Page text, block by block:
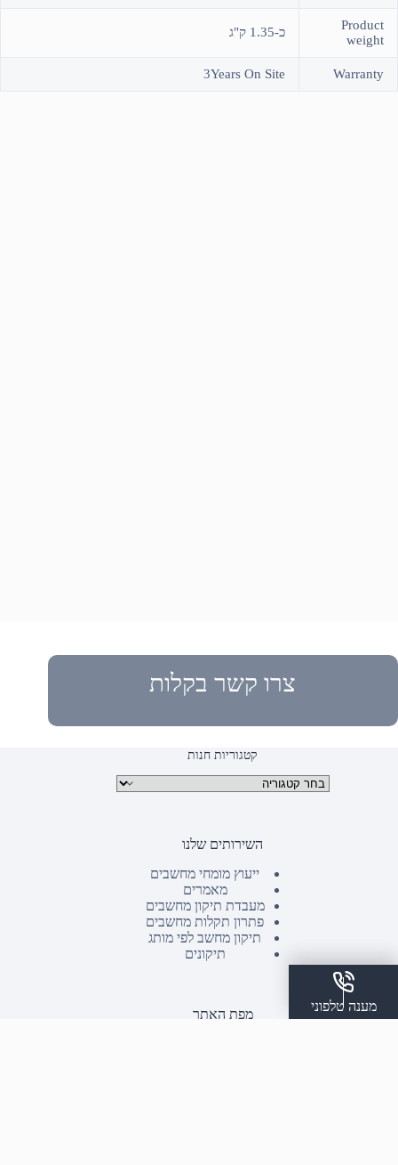
Product
weight
כ-1.35 ק"ג
Warranty
3Years On Site
צרו קשר בקלות
קטגוריות חנות
קטגוריות מוצרים
השירותים שלנו
ייעוץ מומחי מחשבים
מאמרים
מעבדת תיקון מחשבים
פתרון תקלות מחשבים
תיקון מחשב לפי מותג
תיקונים
מפת האתר
מענה טלפוני